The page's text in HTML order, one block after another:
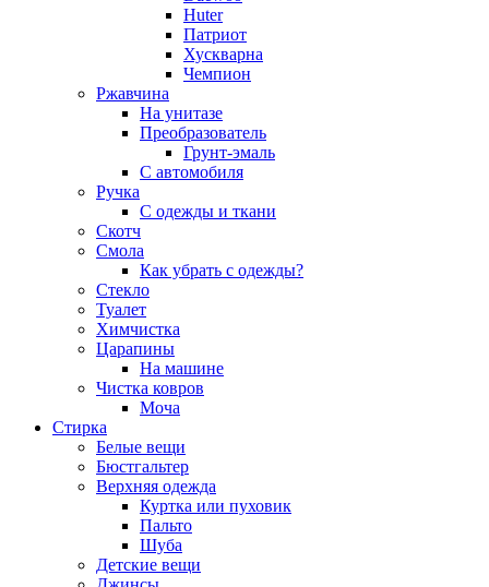
Huter
Патриот
Хускварна
Чемпион
Ржавчина
На унитазе
Преобразователь
Грунт-эмаль
С автомобиля
Ручка
С одежды и ткани
Скотч
Смола
Как убрать с одежды?
Стекло
Туалет
Химчистка
Царапины
На машине
Чистка ковров
Моча
Стирка
Белые вещи
Бюстгальтер
Верхняя одежда
Куртка или пуховик
Пальто
Шуба
Детские вещи